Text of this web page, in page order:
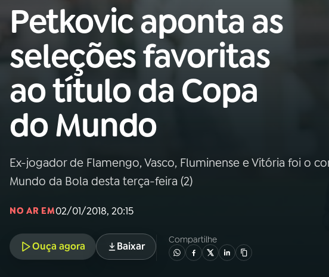
Buscar
na
Rádio
Nacional
AO VIVO
01 INÍCIO
02A RÁDIO
03PROGRAMAÇÃO
05 PODCASTS
Petkovic aponta as
seleções favoritas
ao título da Copa
do Mundo
Ex-jogador de Flamengo, Vasco, Fluminense e Vitória foi o
Mundo da Bola desta terça-feira (2)
NO AR EM02/01/2018, 20:15
Ouça agora Baixar
Compartilhe